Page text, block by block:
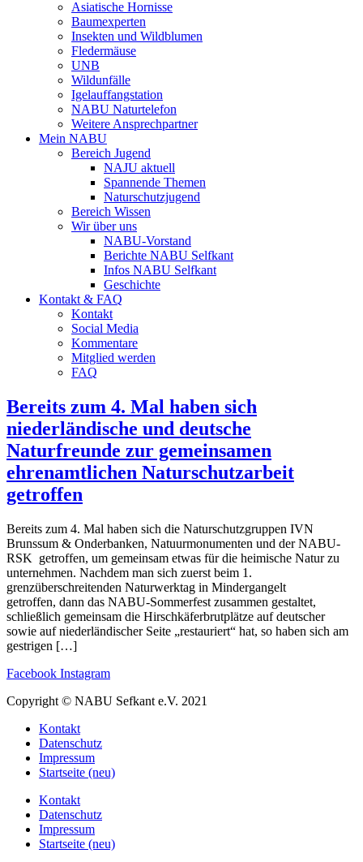
Asiatische Hornisse
Baumexperten
Insekten und Wildblumen
Fledermäuse
UNB
Wildunfälle
Igelauffangstation
NABU Naturtelefon
Weitere Ansprechpartner
Mein NABU
Bereich Jugend
NAJU aktuell
Spannende Themen
Naturschutzjugend
Bereich Wissen
Wir über uns
NABU-Vorstand
Berichte NABU Selfkant
Infos NABU Selfkant
Geschichte
Kontakt & FAQ
Kontakt
Social Media
Kommentare
Mitglied werden
FAQ
Bereits zum 4. Mal haben sich
niederländische und deutsche
Naturfreunde zur gemeinsamen
ehrenamtlichen Naturschutzarbeit
getroffen
Bereits zum 4. Mal haben sich die Naturschutzgruppen IVN
Brunssum & Onderbanken, Natuurmonumenten und der NABU-
RSK getroffen, um gemeinsam etwas für die heimische Natur zu
unternehmen. Nachdem man sich zuerst beim 1.
grenzüberschreitenden Naturwerktag in Mindergangelt
getroffen, dann das NABU-Sommerfest zusammen gestaltet,
schließlich gemeinsam die Hirschkäferbrutplätze auf deutscher
sowie auf niederländischer Seite „restauriert“ hat, so haben sich am
gestrigen […]
Facebook Instagram
Copyright © NABU Sefkant e.V. 2021
Kontakt
Datenschutz
Impressum
Startseite (neu)
Kontakt
Datenschutz
Impressum
Startseite (neu)